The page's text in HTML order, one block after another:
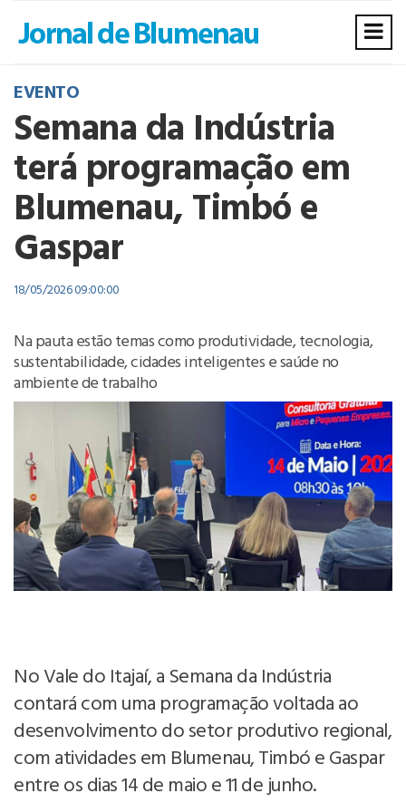
EVENTO
Semana da Indústria
terá programação em
Blumenau, Timbó e
Gaspar
18/05/2026 09:00:00
Na pauta estão temas como produtividade, tecnologia,
sustentabilidade, cidades inteligentes e saúde no
ambiente de trabalho
No Vale do Itajaí, a Semana da Indústria
contará com uma programação voltada ao
desenvolvimento do setor produtivo regional,
com atividades em Blumenau, Timbó e Gaspar
entre os dias 14 de maio e 11 de junho.